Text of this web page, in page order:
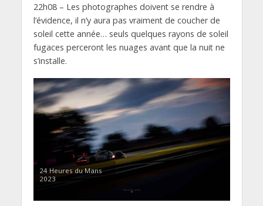
22h08 – Les photographes doivent se rendre à
l’évidence, il n’y aura pas vraiment de coucher de
soleil cette année… seuls quelques rayons de soleil
fugaces perceront les nuages avant que la nuit ne
s’installe.
24 Heures du Mans
2023